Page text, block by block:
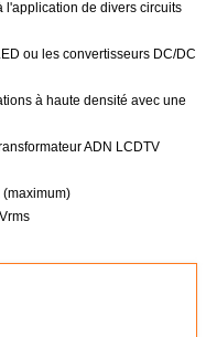
l'application de divers circuits
ou les convertisseurs DC/DC
à haute densité avec une
ADN LCDTV